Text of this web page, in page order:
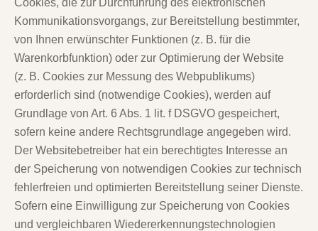
Kommunikationsvorgangs, zur Bereitstellung bestimmter,
von Ihnen erwünschter Funktionen (z. B. für die
Warenkorbfunktion) oder zur Optimierung der Website
(z. B. Cookies zur Messung des Webpublikums)
erforderlich sind (notwendige Cookies), werden auf
Grundlage von Art. 6 Abs. 1 lit. f DSGVO gespeichert,
sofern keine andere Rechtsgrundlage angegeben wird.
Der Websitebetreiber hat ein berechtigtes Interesse an
der Speicherung von notwendigen Cookies zur technisch
fehlerfreien und optimierten Bereitstellung seiner Dienste.
Sofern eine Einwilligung zur Speicherung von Cookies
und vergleichbaren Wiedererkennungstechnologien